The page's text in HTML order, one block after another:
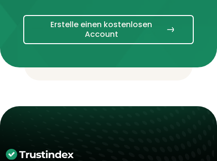
Erstelle einen kostenlosen
Account